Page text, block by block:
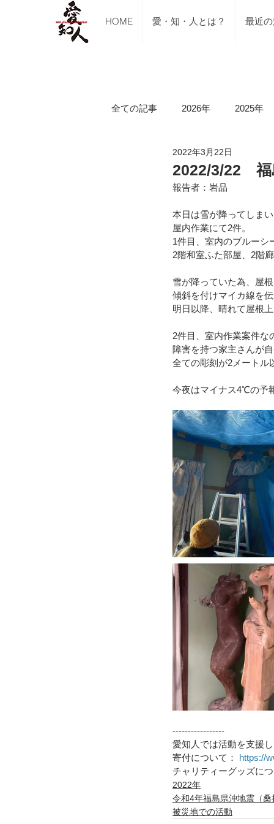
HOME 愛・知・人とは？ 最近
全ての記事 2026年 2025年
ご支援のご報告 メディア掲
令和5年山口県美祢市豪雨水害
令和４年台風１５号（静岡市清
令和3年8月豪雨 令和3年7月
2022/3/22 福
2022年3月22日
報告者：岩品
本日は雪が降ってしま
屋内作業にて2件。
1件目、室内のブルーシ
2階和室ふた部屋、2階
雪が降っていた為、屋
傾斜を付けマイカ線を
明日以降、晴れて屋根
2件目、室内作業案件な
障害を持つ家主さんが
全ての彫刻が2メートル
今夜はマイナス4℃の予
-----------------
愛知人では活動を支援
寄付について： https://
チャリティーグッズに
2022年
令和4年福島県沖地震（桑
被災地での活動